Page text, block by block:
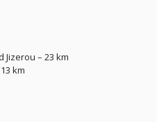
Jizerou – 23 km
km